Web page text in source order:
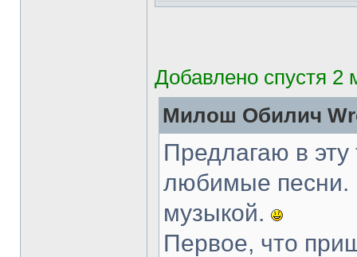
Добавлено спустя 2
Милош Обилич
Предлагаю в
любимые песни.
музыкой.
Первое, что